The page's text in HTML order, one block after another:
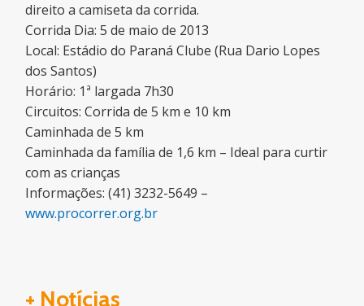
direito a camiseta da corrida.
Corrida Dia: 5 de maio de 2013
Local: Estádio do Paraná Clube (Rua Dario Lopes
dos Santos)
Horário: 1ª largada 7h30
Circuitos: Corrida de 5 km e 10 km
Caminhada de 5 km
Caminhada da família de 1,6 km – Ideal para curtir
com as crianças
Informações: (41) 3232-5649 –
www.procorrer.org.br
+ Notícias